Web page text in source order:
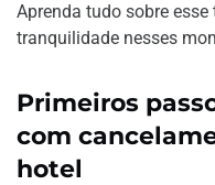
Aprenda tudo sobre
tranquilidade nesses
Primeiros
com
hotel